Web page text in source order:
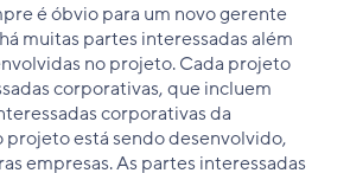
Facebook
X
LinkedIn
é óbvio para um novo gerente
muitas partes interessadas além
no projeto. Cada projeto
corporativas, que incluem
corporativas da
projeto está sendo desenvolvido,
empresas. As partes interessadas